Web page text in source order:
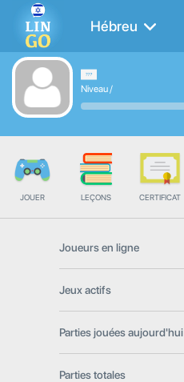
Hébreu
Niveau/
JOUER LEÇONS CERTIFICAT
Joueurs en ligne
Jeux actifs
Parties jouées aujourd'hui
Parties totales